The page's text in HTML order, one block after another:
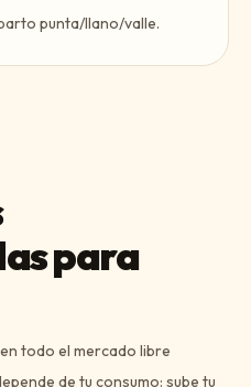
punta/llano/valle.
para
todo el mercado libre
de tu consumo: sube tu